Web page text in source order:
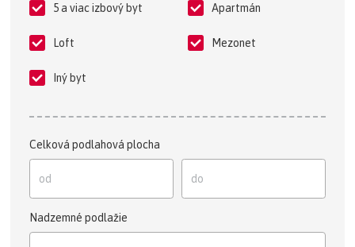
5 a viac izbový byt Apartmán
Loft Mezonet
Iný byt
Celková podlahová plocha
Nadzemné podlažie